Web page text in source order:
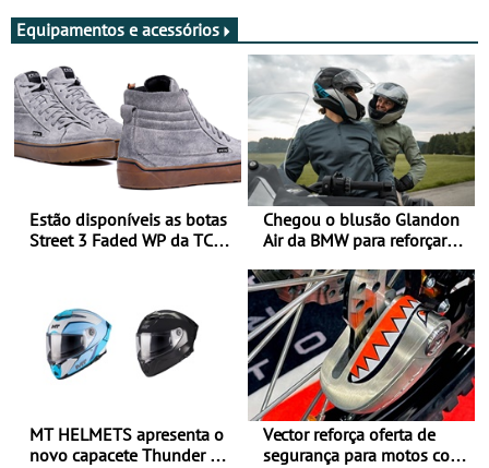
Equipamentos e acessórios
Estão disponíveis as botas
Street 3 Faded WP da TCX
Chegou o blusão Glandon
Air da BMW para reforçar
verão
MT HELMETS apresenta o
novo capacete Thunder 4 R
Vector reforça oferta de
segurança para motos com